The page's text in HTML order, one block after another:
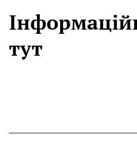
тут